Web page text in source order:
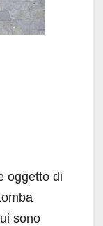
oggetto di
sono